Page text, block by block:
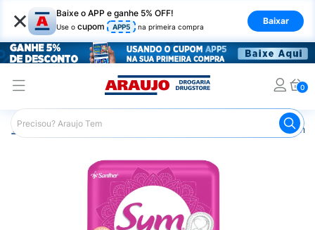
× Baixe o APP e ganhe 5% OFF!
Use o cupom APP5 na primeira compra
Baixar
0
Araujo Higiene Pessoal Absorvente